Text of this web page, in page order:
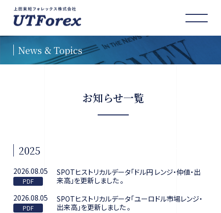
お知らせ一覧
2025
2026.08.05
SPOTヒストリカルデータ「ドル円 レンジ・仲値・出
来高」を更新しました 。
2026.08.05
SPOTヒストリカルデータ「ユーロドル市場レンジ・
出来高」を更新しました 。